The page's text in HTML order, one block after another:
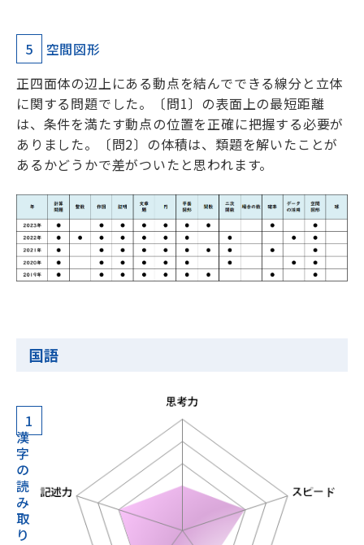
5
空間図形
正四面体の辺上にある動点を結んでできる線分と立体
に関する問題でした。〔問1〕の表面上の最短距離
は、条件を満たす動点の位置を正確に把握する必要が
ありました。〔問2〕の体積は、類題を解いたことが
あるかどうかで差がついたと思われます。
国語
1
漢
字
の
読
み
取
り